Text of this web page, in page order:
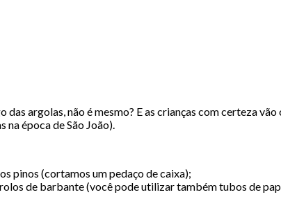
das argolas, não é mesmo? E as crianças com certeza
na época de São João).
pinos (cortamos um pedaço de caixa);
rolos de barbante (você pode utilizar também tubos de